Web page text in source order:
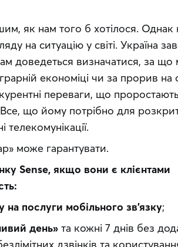
як нам того б хотілося.
на ситуацію у світі. Україна
доведеться визначатися, за що
економіці чи за прорив на
переваги, що
Все, що йому потрібно для
телекомунікації.
може гарантувати.
Sense, якщо вони є клієнтами
на послуги мобільного зв’язку;
день» та кожні 7 днів без